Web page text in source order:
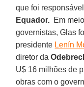
que foi
Equador. Em
governistas, Glas
presidente Lenín
diretor da
U$ 16 milhões de
obras com o